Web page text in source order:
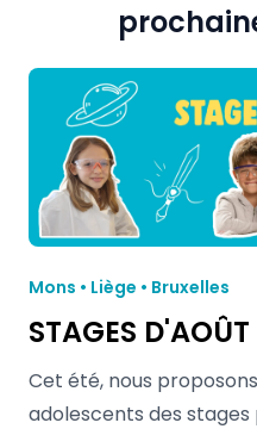
Mons • Liège • Bruxelles
STAGES D'AOÛT
Cet été, nous
adolescents des